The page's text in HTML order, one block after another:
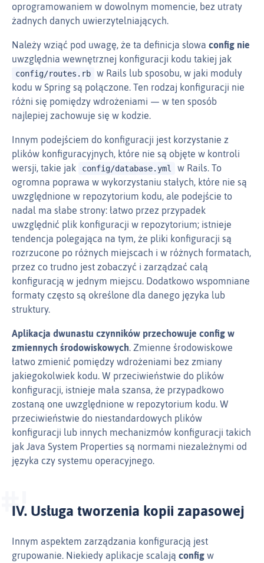
oprogramowaniem w dowolnym momencie, bez utraty
żadnych danych uwierzytelniających.
Należy wziąć pod uwagę, że ta definicja słowa config nie
uwzględnia wewnętrznej konfiguracji kodu takiej jak
config/routes.rb
w Rails lub sposobu, w jaki moduły
kodu w Spring są połączone. Ten rodzaj konfiguracji nie
różni się pomiędzy wdrożeniami — w ten sposób
najlepiej zachowuje się w kodzie.
Innym podejściem do konfiguracji jest korzystanie z
plików konfiguracyjnych, które nie są objęte w kontroli
wersji, takie jak
config/database.yml
w Rails. To
ogromna poprawa w wykorzystaniu stałych, które nie są
uwzględnione w repozytorium kodu, ale podejście to
nadal ma słabe strony: łatwo przez przypadek
uwzględnić plik konfiguracji w repozytorium; istnieje
tendencja polegająca na tym, że pliki konfiguracji są
rozrzucone po różnych miejscach i w różnych formatach,
przez co trudno jest zobaczyć i zarządzać całą
konfiguracją w jednym miejscu. Dodatkowo wspomniane
formaty często są określone dla danego języka lub
struktury.
Aplikacja dwunastu czynników przechowuje config w
zmiennych środowiskowych . Zmienne środowiskowe
łatwo zmienić pomiędzy wdrożeniami bez zmiany
jakiegokolwiek kodu. W przeciwieństwie do plików
konfiguracji, istnieje mała szansa, że przypadkowo
zostaną one uwzględnione w repozytorium kodu. W
przeciwieństwie do niestandardowych plików
konfiguracji lub innych mechanizmów konfiguracji takich
jak Java System Properties są normami niezależnymi od
języka czy systemu operacyjnego.
IV. Usługa tworzenia kopii zapasowej
Innym aspektem zarządzania konfiguracją jest
grupowanie. Niekiedy aplikacje scalają config w